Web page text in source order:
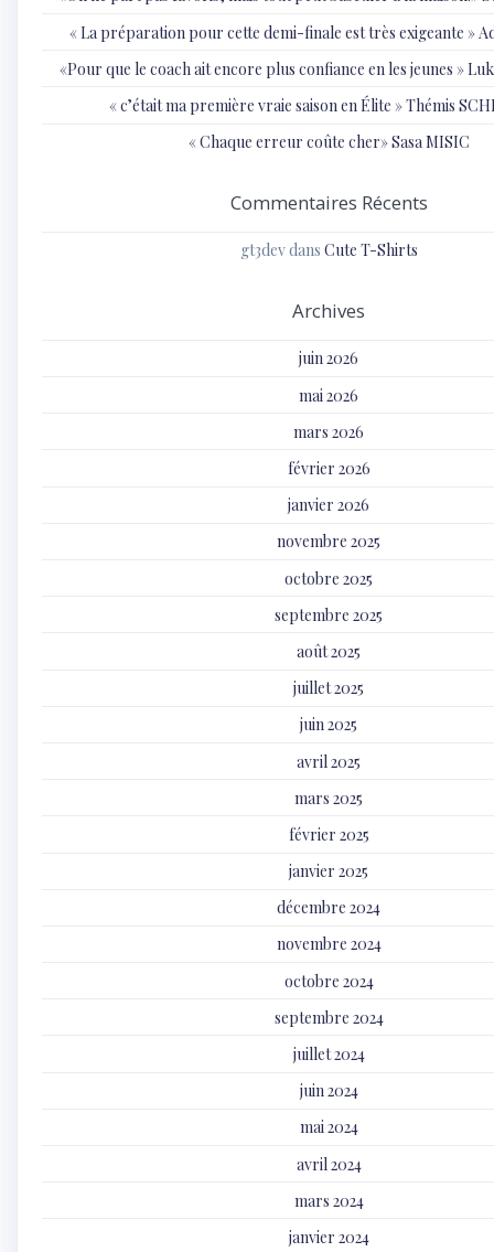
« ⁠La préparation pour cette demi-finale est très exigeante »
«Pour que le coach ait encore plus confiance en les jeunes »
« c’était ma première vraie saison en Élite » Thémis
« Chaque erreur coûte cher» Sasa MISIC
Commentaires Récents
gt3devdans Cute T-Shirts
Archives
juin 2026
mai 2026
mars 2026
février 2026
janvier 2026
novembre 2025
octobre 2025
septembre 2025
août 2025
juillet 2025
juin 2025
avril 2025
mars 2025
février 2025
janvier 2025
décembre 2024
novembre 2024
octobre 2024
septembre 2024
juillet 2024
juin 2024
mai 2024
avril 2024
mars 2024
janvier 2024